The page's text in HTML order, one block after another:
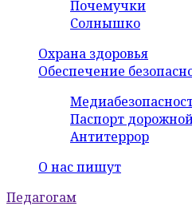
Почемучки
Солнышко
Охрана здоровья
Обеспечение
Паспорт
Антитеррор
О нас пишут
Педагогам